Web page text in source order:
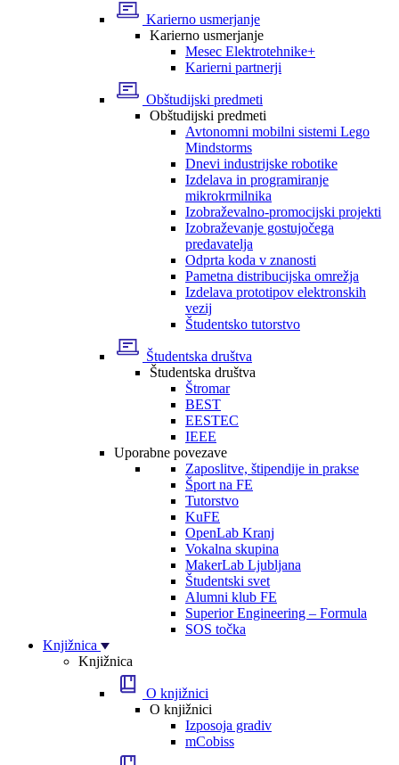
Karierno usmerjanje
Karierno usmerjanje
Mesec Elektrotehnike+
Karierni partnerji
Obštudijski predmeti
Obštudijski predmeti
Avtonomni mobilni sistemi Lego
Mindstorms
Dnevi industrijske robotike
Izdelava in programiranje
mikrokrmilnika
Izobraževalno-promocijski projekti
Izobraževanje gostujočega
predavatelja
Odprta koda v znanosti
Pametna distribucijska omrežja
Izdelava prototipov elektronskih
vezij
Študentsko tutorstvo
Študentska društva
Študentska društva
Štromar
BEST
EESTEC
IEEE
Uporabne povezave
Zaposlitve, štipendije in prakse
Šport na FE
Tutorstvo
KuFE
OpenLab Kranj
Vokalna skupina
MakerLab Ljubljana
Študentski svet
Alumni klub FE
Superior Engineering – Formula
SOS točka
Knjižnica
Knjižnica
O knjižnici
O knjižnici
Izposoja gradiv
mCobiss